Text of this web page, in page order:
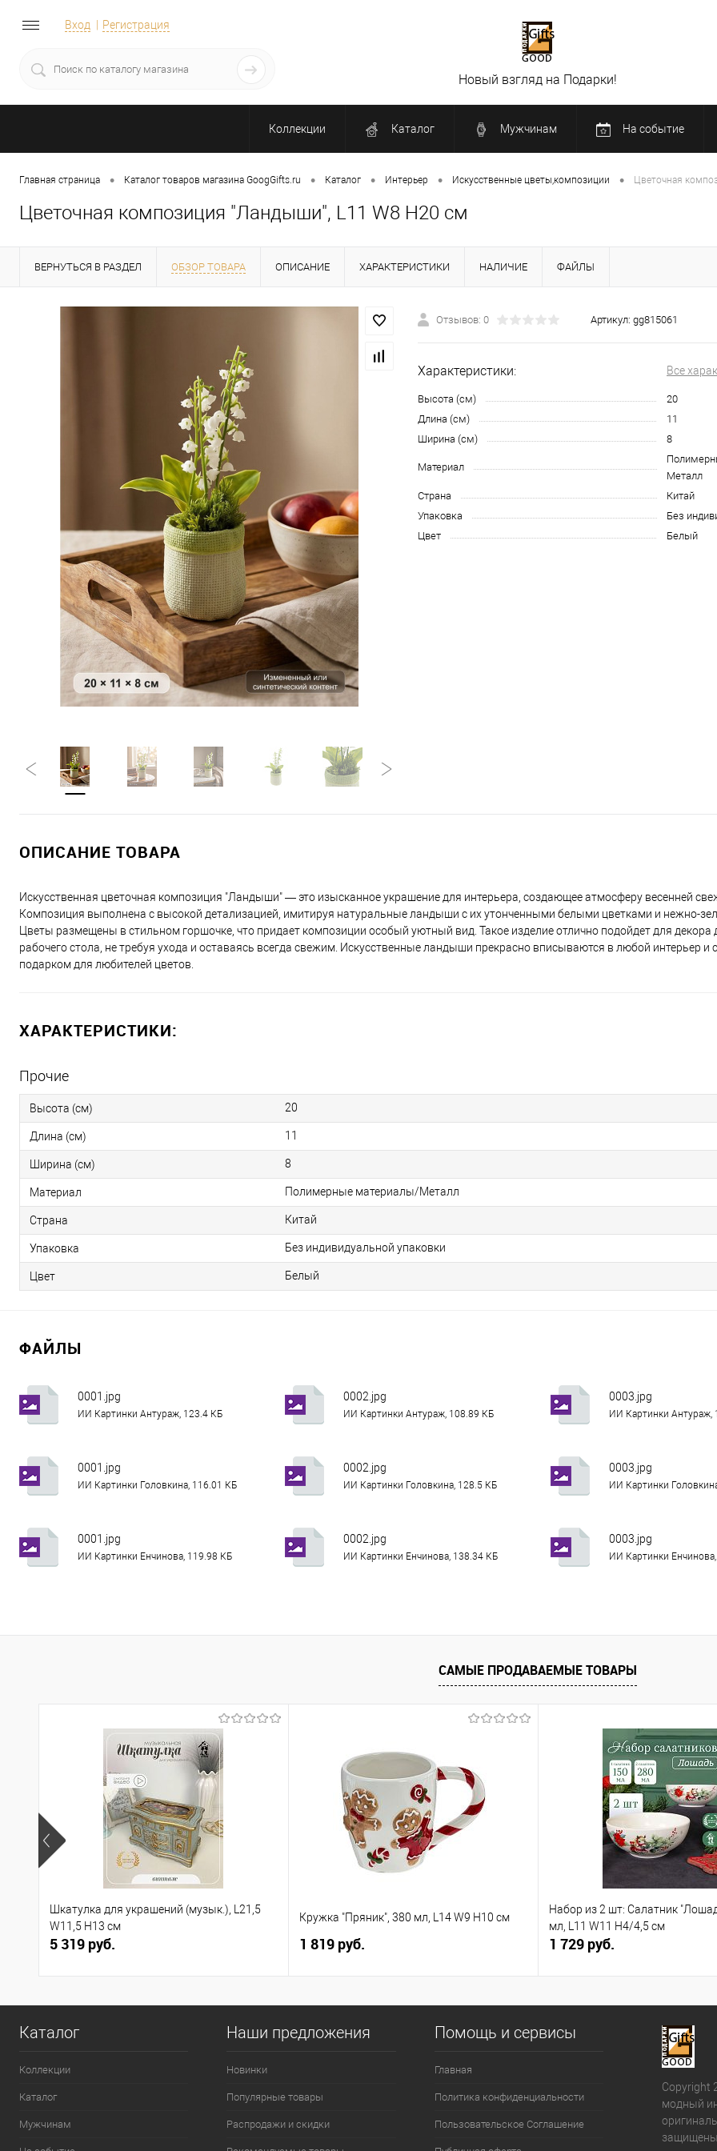
Вход Регистрация
Новый взгляд на Подарки!
Коллекции Каталог Мужчинам На событие
Главная страница • Каталог товаров магазина GoogGifts.ru • Каталог • Интерьер • Искусственные цветы,композиции • Цветочная
Цветочная композиция "Ландыши", L11 W8 H20 см
ВЕРНУТЬСЯ В РАЗДЕЛ ОБЗОР ТОВАРА ОПИСАНИЕ ХАРАКТЕРИСТИКИ НАЛИЧИЕ ФАЙЛЫ
Отзывов: 0 Артикул: gg815061
Характеристики: Все
Высота (см)
20
Длина (см)
11
Ширина (см)
8
Материал
Металл
Страна
Китай
Упаковка
Без
Цвет
Белый
ОПИСАНИЕ ТОВАРА
Искусственная цветочная композиция "Ландыши" — это изысканное украшение для интерьера, создающее атмосферу весенней
Композиция выполнена с высокой детализацией, имитируя натуральные ландыши с их утонченными белыми цветками и нежно-
Цветы размещены в стильном горшочке, что придает композиции особый уютный вид. Такое изделие отлично подойдет для декора
рабочего стола, не требуя ухода и оставаясь всегда свежим. Искусственные ландыши прекрасно вписываются в любой интерьер
подарком для любителей цветов.
ХАРАКТЕРИСТИКИ:
Прочие
Высота (см) 20
Длина (см) 11
Ширина (см) 8
Материал Полимерные материалы/Металл
Страна Китай
Упаковка Без индивидуальной упаковки
Цвет Белый
ФАЙЛЫ
0001.jpg
ИИ Картинки Антураж, 123.4 КБ
0002.jpg
ИИ Картинки Антураж, 108.89 КБ
0003.jpg
ИИ Картинки Антураж,
0001.jpg
ИИ Картинки Головкина, 116.01 КБ
0002.jpg
ИИ Картинки Головкина, 128.5 КБ
0003.jpg
ИИ Картинки
0001.jpg
ИИ Картинки Енчинова, 119.98 КБ
0002.jpg
ИИ Картинки Енчинова, 138.34 КБ
0003.jpg
ИИ Картинки
САМЫЕ ПРОДАВАЕМЫЕ ТОВАРЫ
Шкатулка для украшений (музык.), L21,5
W11,5 H13 см
5 319 руб.
Кружка "Пряник", 380 мл, L14 W9 H10 см
1 819 руб.
Набор из 2 шт: Салатник
мл, L11 W11 H4/4,5 см
1 729 руб.
Каталог
Коллекции
Каталог
Мужчинам
Наши предложения
Новинки
Популярные товары
Распродажи и скидки
Помощь и сервисы
Главная
Политика конфиденциальности
Пользовательское Соглашение
Copyright
модный